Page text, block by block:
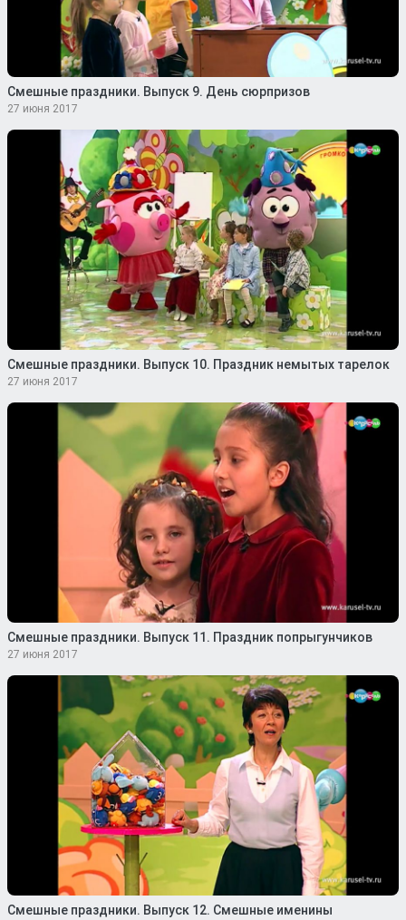
Смешные праздники. Выпуск 9. День сюрпризов
27 июня 2017
Смешные праздники. Выпуск 10. Праздник немытых тарелок
27 июня 2017
Смешные праздники. Выпуск 11. Праздник попрыгунчиков
27 июня 2017
Смешные праздники. Выпуск 12. Смешные именины